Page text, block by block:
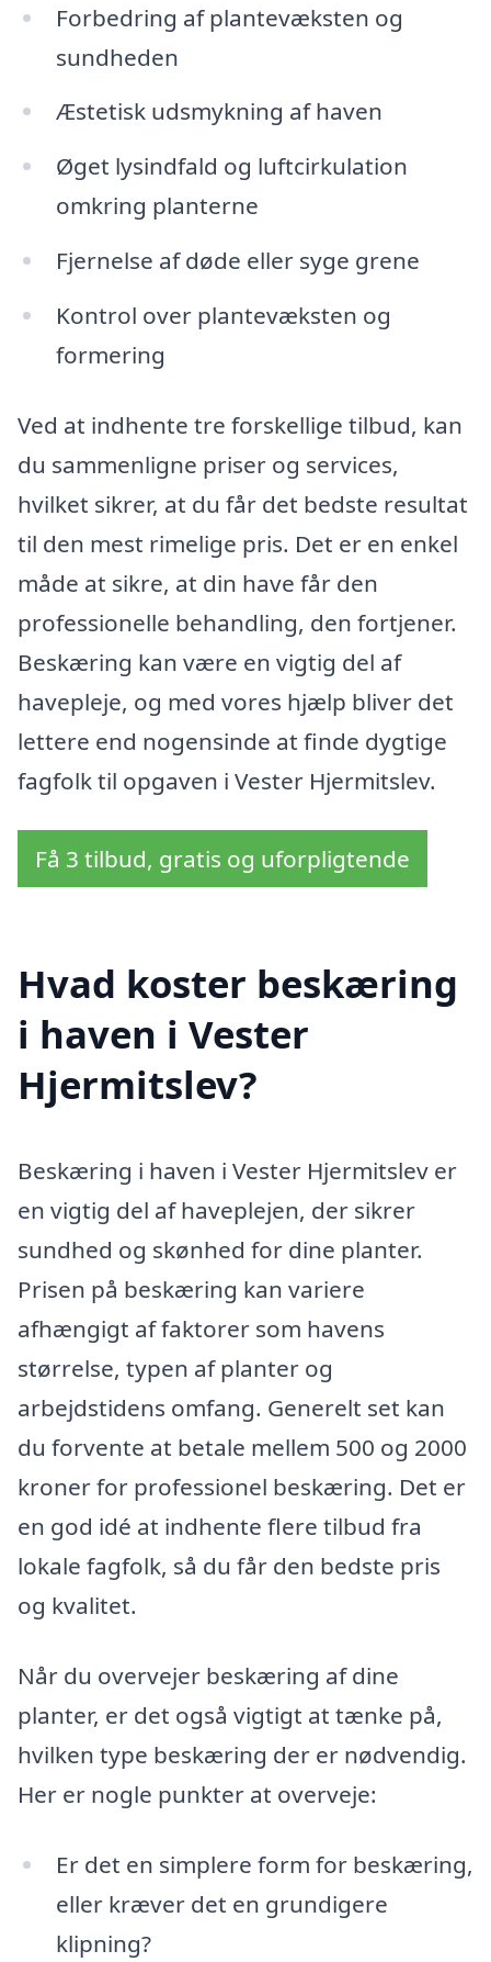
Forbedring af plantevæksten og
sundheden
Æstetisk udsmykning af haven
Øget lysindfald og luftcirkulation
omkring planterne
Fjernelse af døde eller syge grene
Kontrol over plantevæksten og
formering
Ved at indhente tre forskellige tilbud, kan
du sammenligne priser og services,
hvilket sikrer, at du får det bedste resultat
til den mest rimelige pris. Det er en enkel
måde at sikre, at din have får den
professionelle behandling, den fortjener.
Beskæring kan være en vigtig del af
havepleje, og med vores hjælp bliver det
lettere end nogensinde at finde dygtige
fagfolk til opgaven i Vester Hjermitslev.
Få 3 tilbud, gratis og uforpligtende
Hvad koster beskæring
i haven i Vester
Hjermitslev?
Beskæring i haven i Vester Hjermitslev er
en vigtig del af haveplejen, der sikrer
sundhed og skønhed for dine planter.
Prisen på beskæring kan variere
afhængigt af faktorer som havens
størrelse, typen af planter og
arbejdstidens omfang. Generelt set kan
du forvente at betale mellem 500 og 2000
kroner for professionel beskæring. Det er
en god idé at indhente flere tilbud fra
lokale fagfolk, så du får den bedste pris
og kvalitet.
Når du overvejer beskæring af dine
planter, er det også vigtigt at tænke på,
hvilken type beskæring der er nødvendig.
Her er nogle punkter at overveje:
Er det en simplere form for beskæring,
eller kræver det en grundigere
klipning?